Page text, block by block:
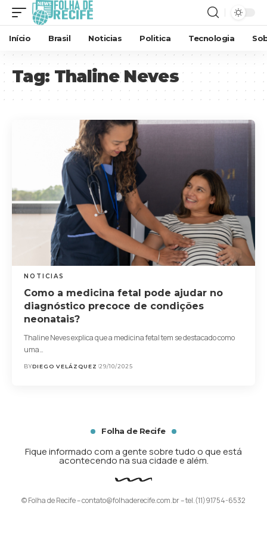
Início Brasil Noticias Politica Tecnologia
Tag: Thaline Neves
NOTICIAS
Como a medicina fetal pode ajudar no
diagnóstico precoce de condições
neonatais?
Thaline Neves explica que a medicina fetal tem se destacado como
uma…
BYDIEGO VELÁZQUEZ 29/10/2025
Folha de Recife
Fique informado com a gente sobre tudo o que está
acontecendo na sua cidade e além.
© Folha de Recife –contato@folhaderecife.com.br– tel.(11)91754-6532